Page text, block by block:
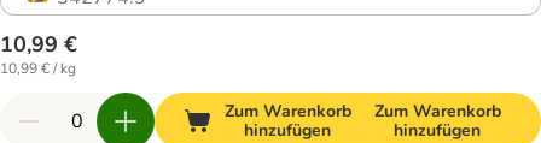
10,99 €
10,99 € / kg
Zum Warenkorb
hinzufügen
Zum Warenkorb
hinzufügen